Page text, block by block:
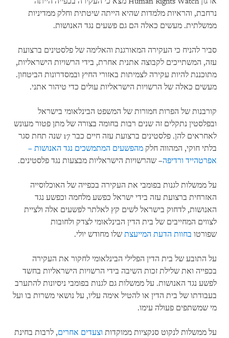
נרחבת, והראיות מלמדות שהיא הייתה שיטתית וחלק ממדיניות
ממשלתית. מעשים כאלה הם גם פשעים נגד האנושות.
סביר להניח כי העקירה המאורגנת והאלימה של פלסטינים ברצועת
עזה, המשתייכים לקבוצה אתנית אחרת, בידי הרשויות הישראליות,
מתוכננת להיות עקירה לצמיתות באזורי החיץ ובמסדרונות הביטחון.
מעשים כאלה של הרשויות הישראליות עולים כדי טיהור אתני.
קורבנות של הפרות חמורות של המשפט הבינלאומי בישראל
ובפלסטין נתקלים זה שנים רבות בחומה בצורה של מתן פטור מעונש
לאחראים להן. פלסטינים ברצועת עזה חיים כבר 17 שנה תחת סגר
בלתי חוקי, המהווה חלק מהפשעים המתמשכים נגד האנושות –
אפרטהייד ורדיפה– שהרשויות הישראליות מבצעות נגד פלסטינים.
על ממשלות לגנות בפומבי את העקירה בכפייה של האוכלוסייה
האזרחית ברצועת עזה בידי ישראל כפשע מלחמה וכפשע נגד
האנושות, לדחוק בישראל לשים קץ לאלתר לפשעים אלה ולציית
לצווים המחייבים של בית הדין הבינלאומי לצדק ולחובות
שפורטו בחוות הדעת המייעצת שלו מחודש יולי.
על התובע של בית הדין הפלילי הבינלאומי לחקור את העקירה
בכפייה ואת שלילת זכות השיבה בידי הרשויות הישראליות בחשד
לפשע נגד האנושות. על ממשלות גם לגנות בפומבי ניסיונות להתערב
בעבודתו של בית הדין או להטיל אימה עליו, על נושאי משרות בו ועל
מי שמשתפים פעולה עימו.
על ממשלות לנקוט סנקציות ממוקדות וצעדים אחרים, לרבות בחינת